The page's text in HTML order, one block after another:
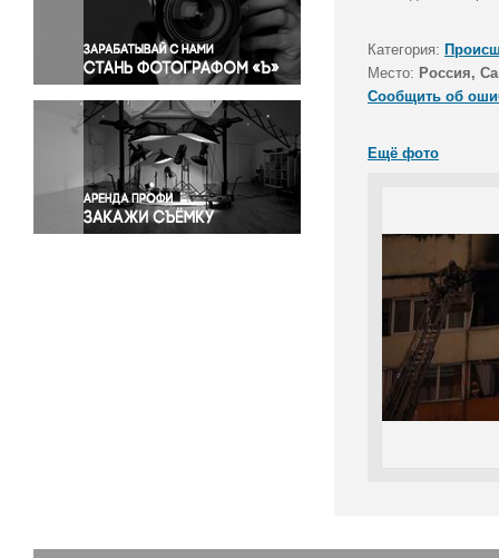
Правосудие
Происшествия и конфликты
Религия
Светская жизнь
Спорт
Экология
Экономика и бизнес
Категория:
Место: Россия,
Сообщить об
Ещё фото